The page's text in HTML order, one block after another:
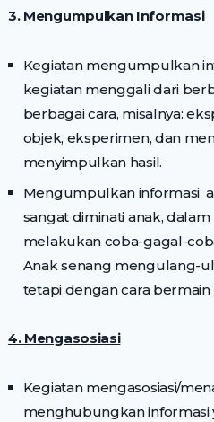
3. Mengumpulkan Informasi
Kegiatan mengumpulkan
kegiatan menggali dari
berbagai cara, misalnya:
objek, eksperimen, dan
menyimpulkan hasil.
Mengumpulkan informasi
sangat diminati anak, dalam
melakukan coba-gagal-
Anak senang mengulang-
tetapi dengan cara
4. Mengasosiasi
Kegiatan mengasosiasi/
menghubungkan informasi